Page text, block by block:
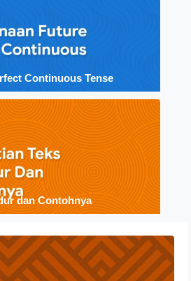
Continuous Tense
dan Contohnya
Makna Autobiografi:
dan Ciri-Ciri dalam Sastra
Oktober 2023